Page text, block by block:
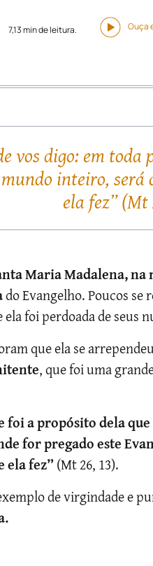
7,13 min de leitura. Ouça
vos digo: em
inteiro,
ela fez” (Mt
Maria Madalena,
do Evangelho. Poucos
foi perdoada de seus
que ela se
, que foi uma
a propósito dela
for pregado este
ela fez” (Mt 26, 13).
de virgindade e